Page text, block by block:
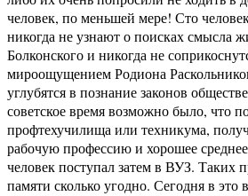
человек, по меньшей мере! Сто
никогда не узнают о поисках смысла
Болконского и никогда не
мироощущением Родиона
углубятся в познание законов
советское время возможно было, что
профтехучилища или техникума,
рабочую профессию и хорошее
человек поступал затем в ВУЗ. Таких
памяти сколько угодно. Сегодня в это